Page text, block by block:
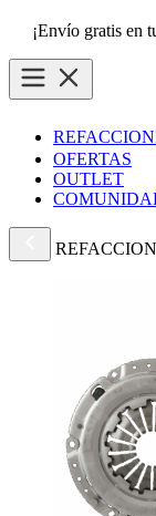
¡Envío gratis en
OFERTAS
OUTLET